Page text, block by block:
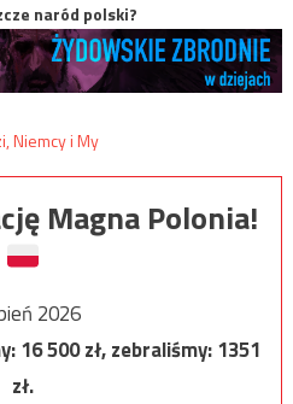
naród polski?
Magna Polonia!
2026
16 500zł, zebraliśmy:1351
zł.